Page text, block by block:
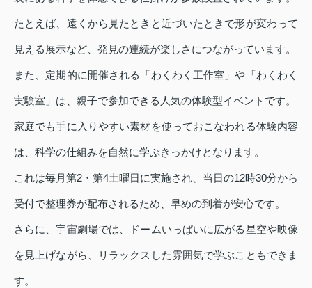
たとえば、遠くから見たときと近づいたときで形が変わって
見える展示など、発見の連続が楽しさにつながっています。
また、定期的に開催される「わくわく工作室」や「わくわく
実験室」は、親子で参加できる人気の体験型イベントです。
家庭でも手に入りやすい素材を使っておこなわれる体験内容
は、科学の仕組みを自然に学ぶきっかけとなります。
これは毎月第2・第4土曜日に実施され、当日の12時30分から
受付で整理券が配布されるため、早めの到着が安心です。
さらに、宇宙劇場では、ドームいっぱいに広がる星空や映像
を見上げながら、リラックスした雰囲気で学ぶこともできま
す。